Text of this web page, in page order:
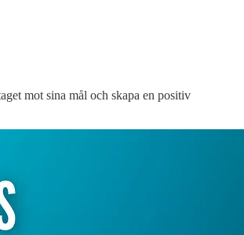
mot sina mål och skapa en positiv